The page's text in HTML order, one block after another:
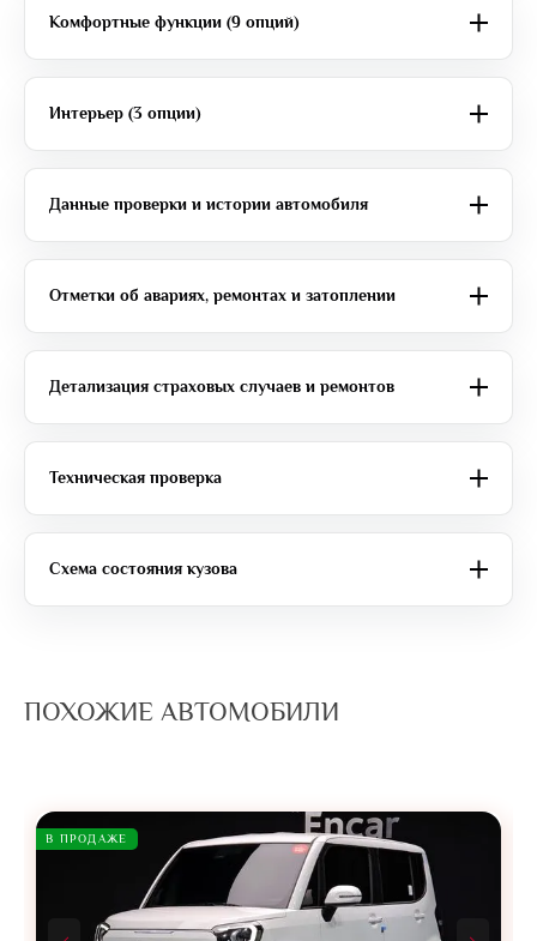
Комфортные функции (9 опций)
Интерьер (3 опции)
Данные проверки и истории автомобиля
Отметки об авариях, ремонтах и затоплении
Детализация страховых случаев и ремонтов
Техническая проверка
Схема состояния кузова
ПОХОЖИЕ АВТОМОБИЛИ
В ПРОДАЖЕ